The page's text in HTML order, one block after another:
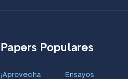
Papers Populares
¡Aprovecha
Ensayos